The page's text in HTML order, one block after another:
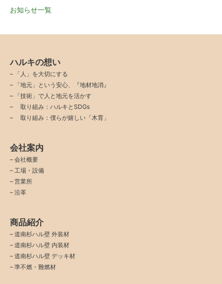
お知らせ一覧
ハルキの想い
–
「人」を大切にする
–
「地元」という安心、『地材地消』
–
「技術」で人と地元を活かす
–
取り組み：ハルキとSDGs
–
取り組み：僕らが嬉しい「木育」
会社案内
– 会社概要
– 工場・設備
– 営業所
– 沿革
商品紹介
– 道南杉ハル壁 外装材
– 道南杉ハル壁 内装材
– 道南杉ハル壁 デッキ材
– 準不燃・難燃材